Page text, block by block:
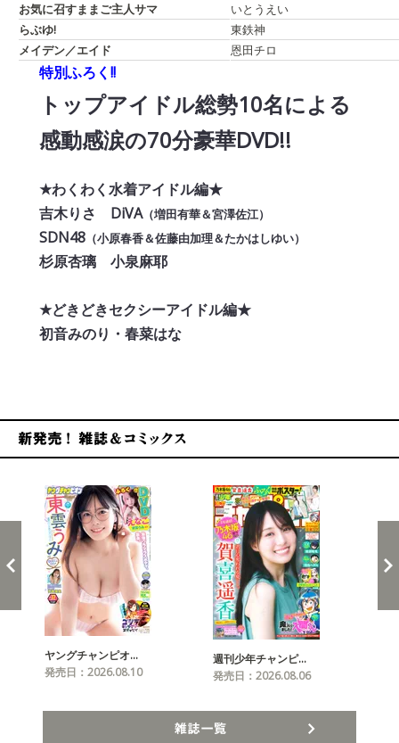
お気に召すままご主人サマ
いとうえい
らぶゆ!
東鉄神
メイデン／エイド
恩田チロ
特別ふろく!!
トップアイドル総勢10名による
感動感涙の70分豪華DVD!!
★わくわく水着アイドル編★
吉木りさ DiVA（増田有華＆宮澤佐江）
SDN48 （小原春香＆佐藤由加理＆たかはしゆい）
杉原杏璃 小泉麻耶
★どきどきセクシーアイドル編★
初音みのり・春菜はな
ヤングチャンピオ…
発売日：2026.08.10
週刊少年チャンピ…
発売日：2026.08.06